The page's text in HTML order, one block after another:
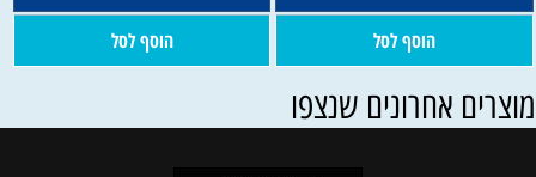
הוסף לסל הוסף לסל
אחרונים שנצפו